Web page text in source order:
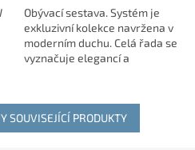
Obývací sestava. Systém je
exkluzivní kolekce navržena v
moderním duchu. Celá řada se
vyznačuje elegancí a
SOUVISEJÍCÍ PRODUKTY